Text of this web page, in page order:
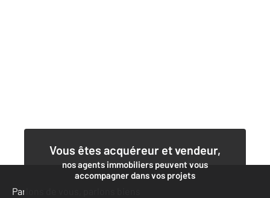
Vous êtes acquéreur et vendeur,
nos agents immobiliers peuvent vous
accompagner dans vos projets
Parlons de vous, parlons biens